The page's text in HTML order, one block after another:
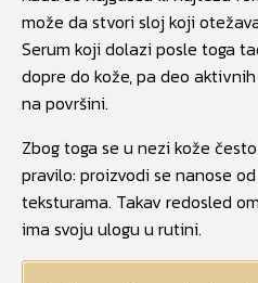
može da stvori sloj koji
Serum koji dolazi posle toga
dopre do kože, pa deo
na površini.
Zbog toga se u nezi kože
pravilo: proizvodi se nanose
teksturama. Takav redosled
ima svoju ulogu u rutini.